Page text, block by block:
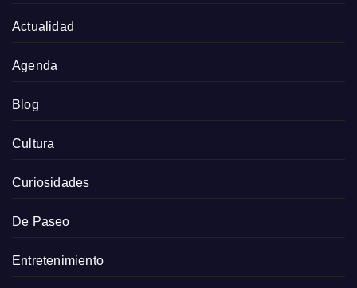
Actualidad
Agenda
Blog
Cultura
Curiosidades
De Paseo
Entretenimiento